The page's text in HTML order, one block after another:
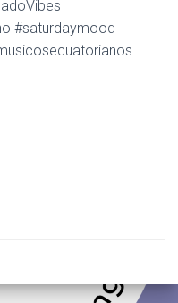
#saturdaymood